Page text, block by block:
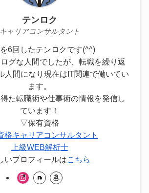
テンロク
キャリアコンサルタント
6回したテンロクです(^^)
グな人間でしたが、転職を繰り返
人間になり現在はIT関連で働いてい
ます。
た転職術や仕事術の情報を発信し
ています！
▽保有資格
格キャリアコンサルタント
上級WEB解析士
いプロフィールはこちら